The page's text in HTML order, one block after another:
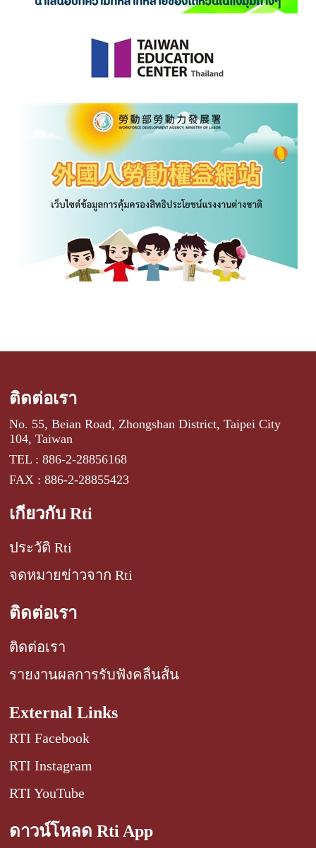
ติดต่อเรา
No. 55, Beian Road, Zhongshan District, Taipei City
104, Taiwan
TEL : 886-2-28856168
FAX : 886-2-28855423
เกี่ยวกับ Rti
ประวัติ Rti
จดหมายข่าวจาก Rti
ติดต่อเรา
ติดต่อเรา
รายงานผลการรับฟังคลื่นสั้น
External Links
RTI Facebook
RTI Instagram
RTI YouTube
ดาวน์โหลด Rti App